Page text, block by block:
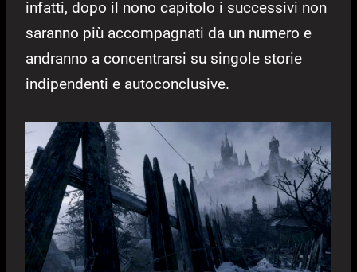
infatti, dopo il nono capitolo i successivi non
saranno più accompagnati da un numero e
andranno a concentrarsi su singole storie
indipendenti e autoconclusive.